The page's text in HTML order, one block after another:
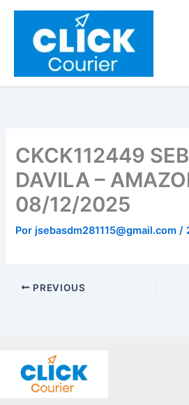
contenido
CKCK112449
DAVILA –
08/12/2025
Por jsebasdm281115@gmail.com/
PREVIOUS